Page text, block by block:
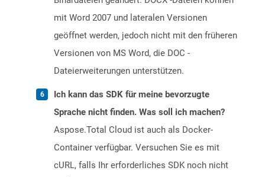
mit Word 2007 und lateralen Versionen
geöffnet werden, jedoch nicht mit den früheren
Versionen von MS Word, die DOC -
Dateierweiterungen unterstützen.
Ich kann das SDK für meine bevorzugte
Sprache nicht finden. Was soll ich machen?
Aspose.Total Cloud ist auch als Docker-
Container verfügbar. Versuchen Sie es mit
cURL, falls Ihr erforderliches SDK noch nicht